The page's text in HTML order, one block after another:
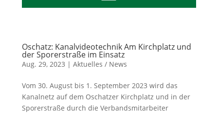
Oschatz: Kanalvideotechnik Am Kirchplatz und
der Sporerstraße im Einsatz
Aug. 29, 2023 | Aktuelles / News
Vom 30. August bis 1. September 2023 wird das
Kanalnetz auf dem Oschatzer Kirchplatz und in der
Sporerstraße durch die Verbandsmitarbeiter